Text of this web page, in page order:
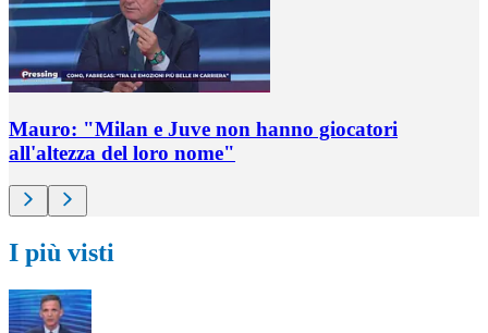
Mauro: "Milan e Juve non hanno giocatori
all'altezza del loro nome"
I più visti